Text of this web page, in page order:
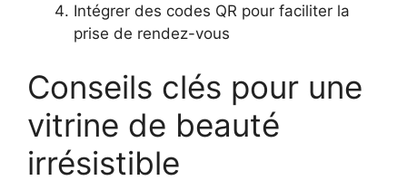
Intégrer des codes QR pour faciliter la
prise de rendez-vous
Conseils clés pour une
vitrine de beauté
irrésistible